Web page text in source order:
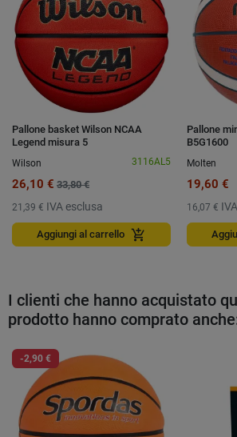
Pallone basket Wilson NCAA
Legend misura 5
Wilson
3116AL5
26,10 € 33,80 €
21,39 € IVA esclusa
Aggiungi al carrello add_shopping_cart
Pallone
B5G1600
Molten
19,60 €
16,07 €
I clienti che hanno acquistato
prodotto hanno comprato
-2,90 €